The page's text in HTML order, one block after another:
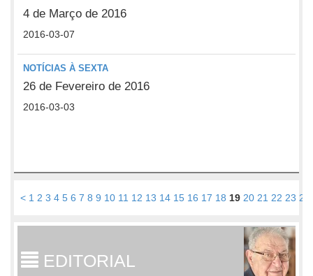
4 de Março de 2016
2016-03-07
NOTÍCIAS À SEXTA
26 de Fevereiro de 2016
2016-03-03
< 1 2 3 4 5 6 7 8 9 10 11 12 13 14 15 16 17 18 19 20 21 22 23 24
EDITORIAL